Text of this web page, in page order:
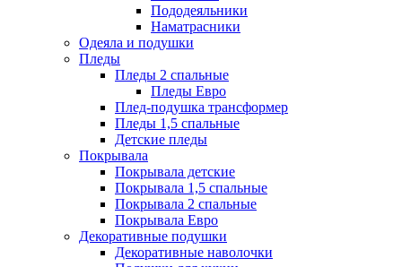
Пододеяльники
Наматрасники
Одеяла и подушки
Пледы
Пледы 2 спальные
Пледы Евро
Плед-подушка трансформер
Пледы 1,5 спальные
Детские пледы
Покрывала
Покрывала детские
Покрывала 1,5 спальные
Покрывала 2 спальные
Покрывала Евро
Декоративные подушки
Декоративные наволочки